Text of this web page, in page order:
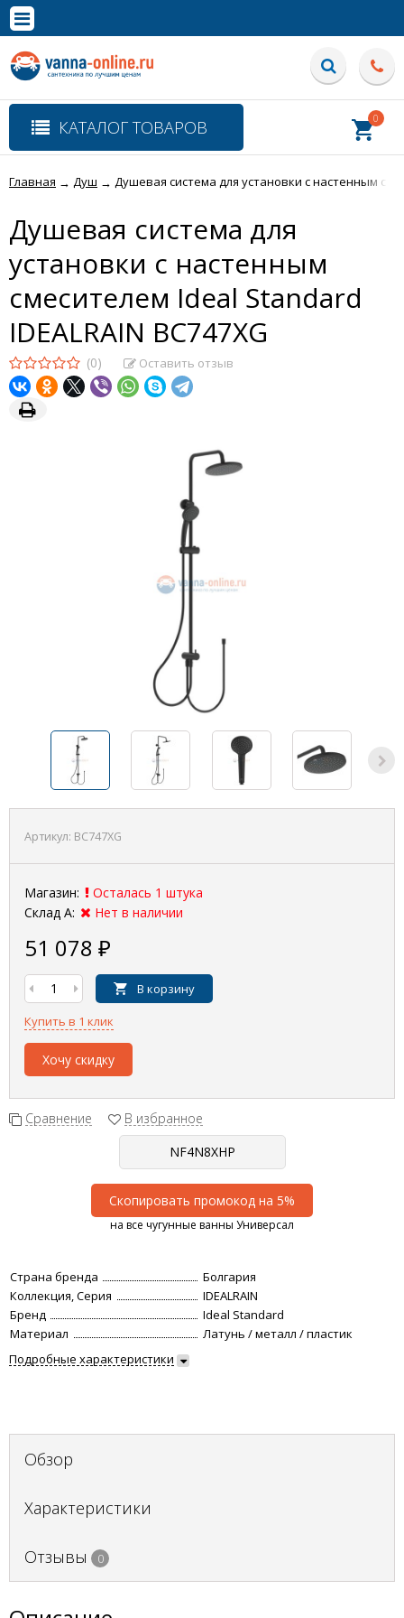
Полная версия сайта
КАТАЛОГ ТОВАРОВ 0
Главная → Душ → Душевая система для установки с настенным
Душевая система для
установки с настенным
смесителем Ideal Standard
IDEALRAIN BC747XG
(0) Оставить отзыв
Артикул: BC747XG
Магазин:
Осталась 1 штука
Склад А:
Нет в наличии
51 078 ₽
В корзину
Купить в 1 клик
Хочу скидку
Сравнение В избранное
Скопировать промокод на 5%
на все чугунные ванны Универсал
Страна бренда
Болгария
Коллекция, Серия
IDEALRAIN
Бренд
Ideal Standard
Материал
Латунь / металл / пластик
Подробные характеристики
Обзор
Характеристики
Отзывы 0